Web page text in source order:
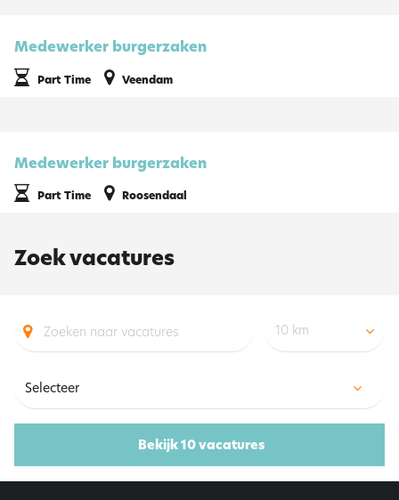
Medewerker burgerzaken
Part Time Veendam
Medewerker burgerzaken
Part Time Roosendaal
Zoek vacatures
10 km
Bekijk 10 vacatures